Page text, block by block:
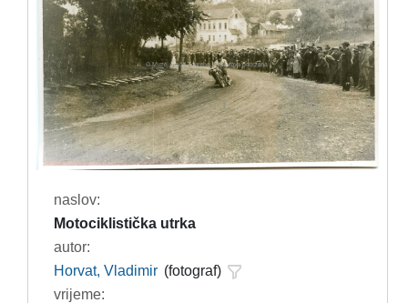
naslov:
Motociklistička utrka
autor:
Horvat, Vladimir (fotograf)
vrijeme: